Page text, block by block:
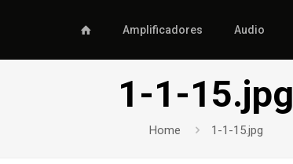
Amplificadores Audio
1-1-15.jpg
Home 1-1-15.jpg